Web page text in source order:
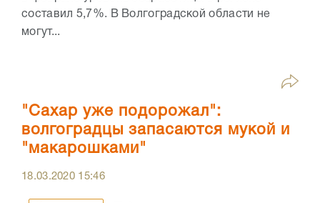
составил 5,7%. В Волгоградской области не
могут...
"Сахар уже подорожал":
волгоградцы запасаются мукой и
"макарошками"
18.03.2020 15:46